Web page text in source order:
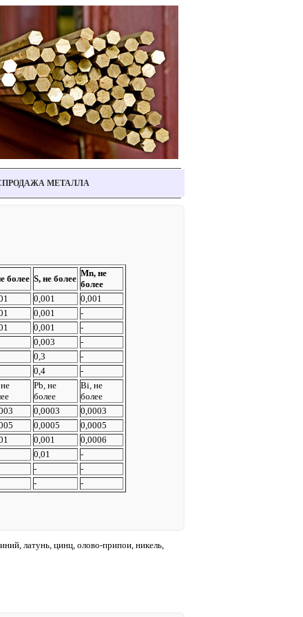
МЕТАЛЛА
более S, не более
Mn, не
более
0,001
0,001
0,001
-
0,001
-
0,003
-
0,3
-
0,4
-
Pb, не
более
Bi, не
более
0,0003
0,0003
0,0005
0,0005
0,001
0,0006
0,01
-
-
-
- -
латунь, цинц, олово-припои, никель,